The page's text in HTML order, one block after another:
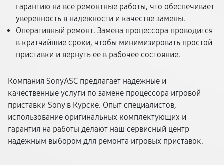
гарантию на все ремонтные работы, что обеспечивает
уверенность в надежности и качестве замены.
Оперативный ремонт. Замена процессора проводится
в кратчайшие сроки, чтобы минимизировать простой
приставки и вернуть ее в рабочее состояние.
Компания SonyASC предлагает надежные и
качественные услуги по замене процессора игровой
приставки Sony в Курске. Опыт специалистов,
использование оригинальных комплектующих и
гарантия на работы делают наш сервисный центр
надежным выбором для ремонта игровых приставок.